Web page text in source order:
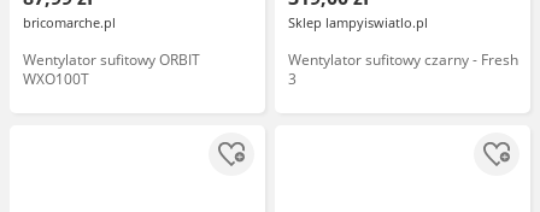
bricomarche.pl
Wentylator sufitowy ORBIT
WXO100T
Sklep lampyiswiatlo.pl
Wentylator sufitowy czarny - Fresh
3